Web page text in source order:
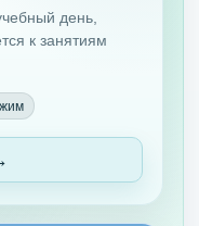
день,
к занятиям